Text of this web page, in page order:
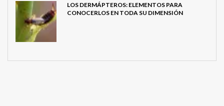
LOS DERMÁPTEROS: ELEMENTOS PARA
CONOCERLOS EN TODA SU DIMENSIÓN